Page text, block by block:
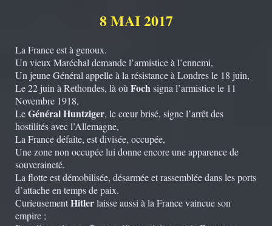
8 MAI 2017
La France est à genoux.
Un vieux Maréchal demande l’armistice à l’ennemi,
Un jeune Général appelle à la résistance à Londres le 18 juin,
Le 22 juin à Rethondes, là oùFochsigna l’armistice le 11
Novembre 1918,
LeGénéral Huntziger, le cœur brisé, signe l’arrêt des
hostilités avec l’Allemagne,
La France défaite, est divisée, occupée,
Une zone non occupée lui donne encore une apparence de
souveraineté.
La flotte est démobilisée, désarmée et rassemblée dans les ports
d’attache en temps de paix.
CurieusementHitlerlaisse aussi à la France vaincue son
empire ;